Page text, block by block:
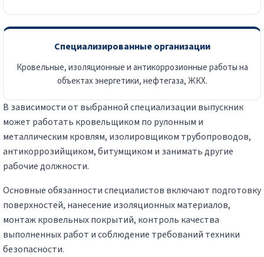
Специализированные организации
Кровельные, изоляционные и антикоррозионные работы на
объектах энергетики, нефтегаза, ЖКХ.
В зависимости от выбранной специализации выпускник
может работать кровельщиком по рулонным и
металлическим кровлям, изолировщиком трубопроводов,
антикоррозийщиком, битумщиком и занимать другие
рабочие должности.
Основные обязанности специалистов включают подготовку
поверхностей, нанесение изоляционных материалов,
монтаж кровельных покрытий, контроль качества
выполненных работ и соблюдение требований техники
безопасности.